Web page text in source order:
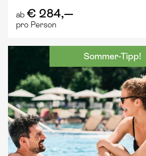
ab € 284,—
pro Person
Sommer-Tipp!